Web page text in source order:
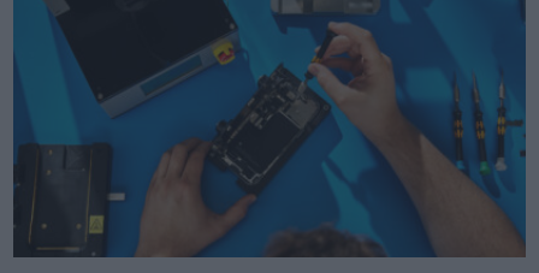
VIEW POST